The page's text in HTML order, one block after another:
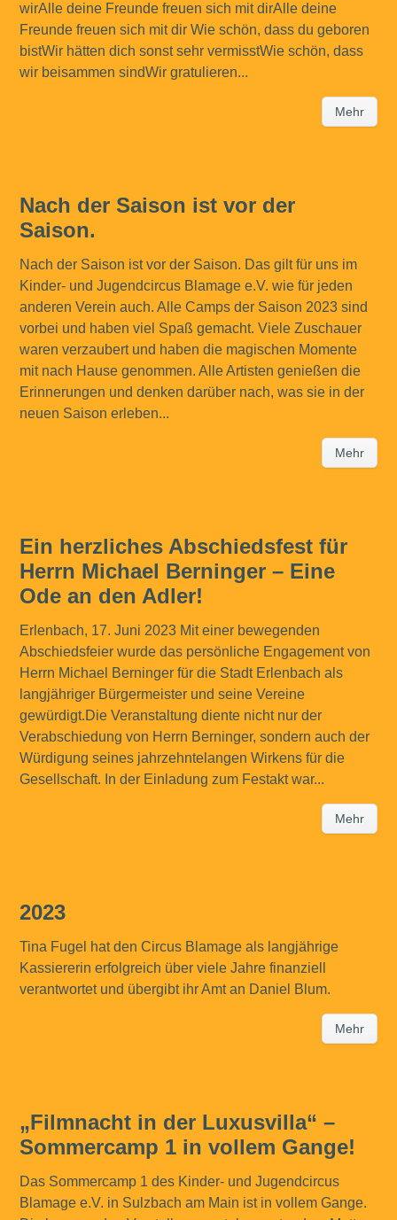
wirAlle deine Freunde freuen sich mit dirAlle deine
Freunde freuen sich mit dir Wie schön, dass du geboren
bistWir hätten dich sonst sehr vermisstWie schön, dass
wir beisammen sindWir gratulieren...
Mehr
Nach der Saison ist vor der
Saison.
Nach der Saison ist vor der Saison. Das gilt für uns im
Kinder- und Jugendcircus Blamage e.V. wie für jeden
anderen Verein auch. Alle Camps der Saison 2023 sind
vorbei und haben viel Spaß gemacht. Viele Zuschauer
waren verzaubert und haben die magischen Momente
mit nach Hause genommen. Alle Artisten genießen die
Erinnerungen und denken darüber nach, was sie in der
neuen Saison erleben...
Mehr
Ein herzliches Abschiedsfest für
Herrn Michael Berninger – Eine
Ode an den Adler!
Erlenbach, 17. Juni 2023 Mit einer bewegenden
Abschiedsfeier wurde das persönliche Engagement von
Herrn Michael Berninger für die Stadt Erlenbach als
langjähriger Bürgermeister und seine Vereine
gewürdigt.Die Veranstaltung diente nicht nur der
Verabschiedung von Herrn Berninger, sondern auch der
Würdigung seines jahrzehntelangen Wirkens für die
Gesellschaft. In der Einladung zum Festakt war...
Mehr
2023
Tina Fugel hat den Circus Blamage als langjährige
Kassiererin erfolgreich über viele Jahre finanziell
verantwortet und übergibt ihr Amt an Daniel Blum.
Mehr
„Filmnacht in der Luxusvilla“ –
Sommercamp 1 in vollem Gange!
Das Sommercamp 1 des Kinder- und Jugendcircus
Blamage e.V. in Sulzbach am Main ist in vollem Gange.